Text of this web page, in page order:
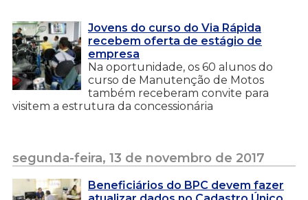
Jovens do curso do Via Rápida
recebem oferta de estágio de
empresa
Na oportunidade, os 60 alunos do
curso de Manutenção de Motos
também receberam convite para
visitem a estrutura da concessionária
segunda-feira, 13 de novembro de 2017
Beneficiários do BPC devem fazer